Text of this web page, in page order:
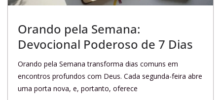
Orando pela Semana:
Devocional Poderoso de 7 Dias
Orando pela Semana transforma dias comuns em
encontros profundos com Deus. Cada segunda-feira abre
uma porta nova, e, portanto, oferece